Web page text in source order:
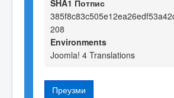
SHA1 Потпис
208
Environments
Joomla! 4 Translations
Преузми